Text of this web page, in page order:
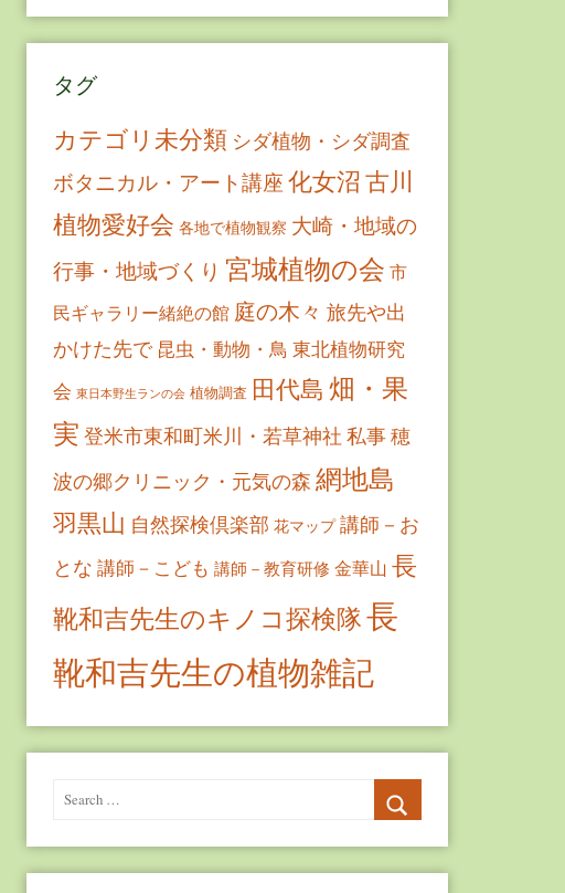
タグ
カテゴリ未分類 シダ植物・シダ調査
ボタニカル・アート講座 化女沼古川
植物愛好会 各地で植物観察 大崎・地域の
行事・地域づくり 宮城植物の会 市
民ギャラリー緒絶の館 庭の木々 旅先や出
かけた先で 昆虫・動物・鳥 東北植物研究
会 東日本野生ランの会 植物調査 田代島 畑・果
実 登米市東和町米川・若草神社 私事穂
波の郷クリニック・元気の森 網地島
羽黒山 自然探検倶楽部 花マップ 講師－お
とな 講師－こども 講師－教育研修 金華山 長
靴和吉先生のキノコ探検隊長
靴和吉先生の植物雑記
Search